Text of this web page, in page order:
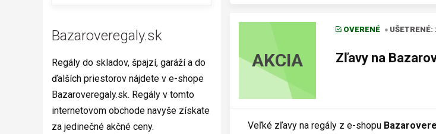
AKCIA
OVERENÉ
Zľavy na
Veľké zľavy na regály z e-shopu
Bazaroveregaly.sk
Regály do skladov, špajzí, garáží a do
ďalších priestorov nájdete v e-shope
Bazaroveregaly.sk. Regály v tomto
internetovom obchode navyše získate
za jedinečné akčné ceny.